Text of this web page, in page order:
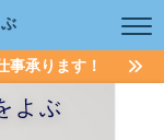
事承ります！
よぶ